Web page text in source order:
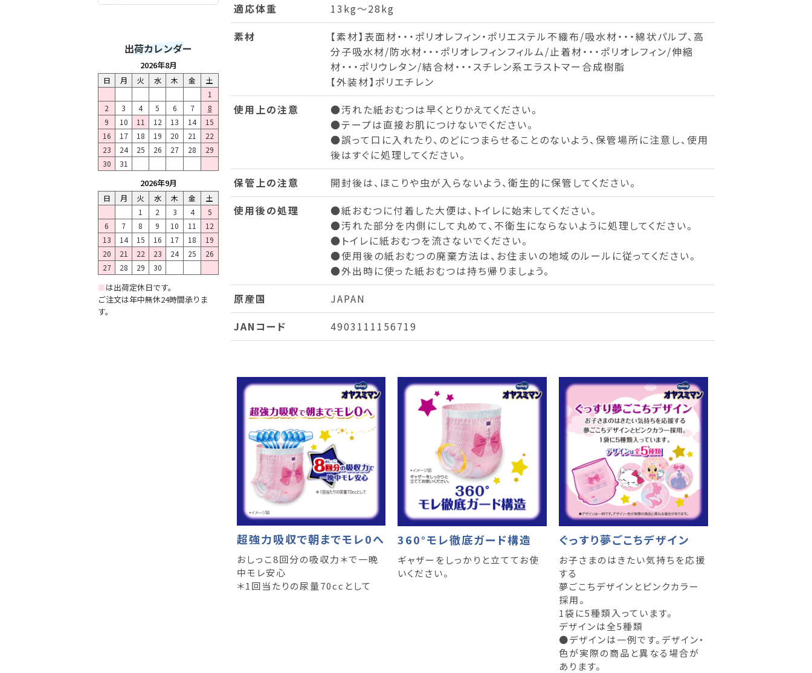
出荷カレンダー
2026年8月
日 月 火 水 木 金
土
1
2
3 4 5 6 7
8
9
10 11 12 13 14
15
16
17 18 19 20 21
22
23
24 25 26 27 28
29
30
31
2026年9月
日 月 火 水 木 金
土
1
2 3 4
5
6
7 8 9 10 11
12
13
14 15 16 17 18
19
20
21 22 23 24 25
26
27
28 29 30
■は出荷定休日です。
ご注文は年中無休24時間承りま
す。
適応体重
13kg～28kg
素材
【素材】表面材・・・ポリオレフィン・ポリエステル不織布/吸水材・・・綿状パルプ、高
分子吸水材/防水材・・・ポリオレフィンフィルム/止着材・・・ポリオレフィン/伸縮
材・・・ポリウレタン/結合材・・・スチレン系エラストマー合成樹脂
【外装材】ポリエチレン
使用上の注意
●汚れた紙おむつは早くとりかえてください。
●テープは直接お肌につけないでください。
●誤って口に入れたり、のどにつまらせることのないよう、保管場所に注意し、使用
後はすぐに処理してください。
保管上の注意
開封後は、ほこりや虫が入らないよう、衛生的に保管してください。
使用後の処理
●紙おむつに付着した大便は、トイレに始末してください。
●汚れた部分を内側にして丸めて、不衛生にならないように処理してください。
●トイレに紙おむつを流さないでください。
●使用後の紙おむつの廃棄方法は、お住まいの地域のルールに従ってください。
●外出時に使った紙おむつは持ち帰りましょう。
原産国
JAPAN
JANコード
4903111156719
超強力吸収で朝までモレ0へ
おしっこ8回分の吸収力＊で一晩
中モレ安心
＊1回当たりの尿量70ccとして
360°モレ徹底ガード構造
ギャザーをしっかりと立ててお使
いください。
ぐっすり夢ごこちデザイン
お子さまのはきたい気持ちを応援
する
夢ごこちデザインとピンクカラー
採用。
1袋に5種類入っています。
デザインは全5種類
●デザインは一例です。デザイン・
色が実際の商品と異なる場合が
あります。